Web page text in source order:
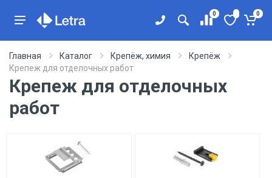
0 0
Главная Каталог Крепёж, химия
Крепёж
Крепеж для отделочных работ
Крепеж для отделочных
работ